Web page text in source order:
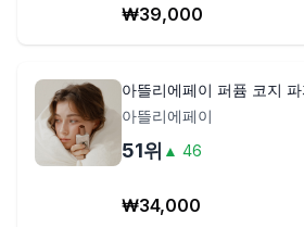
₩39,000
아뜰리에페이 퍼퓸 코지
아뜰리에페이
51위 ▲ 46
₩34,000